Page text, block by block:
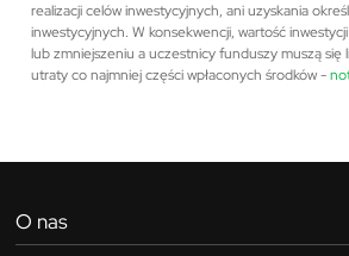
realizacji celów inwestycyjnych, ani uzyskania
inwestycyjnych. W konsekwencji, wartość
lub zmniejszeniu a uczestnicy funduszy muszą się
utraty co najmniej części wpłaconych środków -
O nas